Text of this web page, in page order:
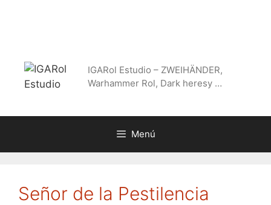
IGARol Estudio – ZWEIHÄNDER,
Warhammer Rol, Dark heresy …
Menú
Señor de la Pestilencia